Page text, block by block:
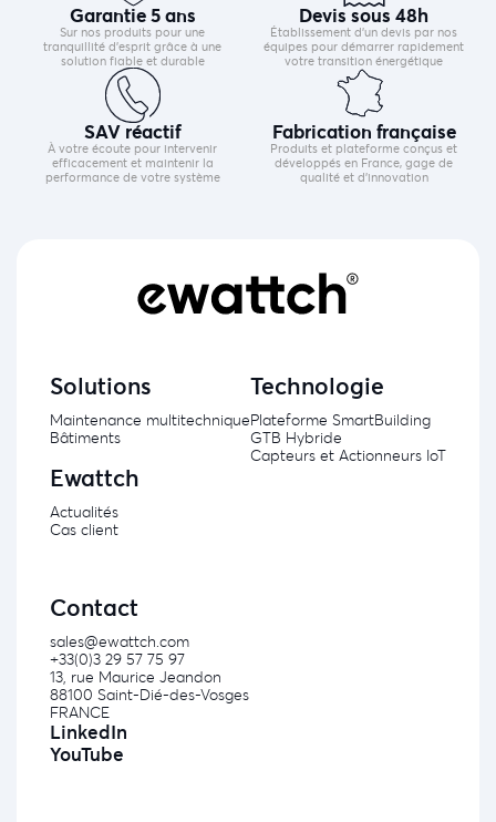
Garantie 5 ans
Sur nos produits pour une
tranquillité d’esprit grâce à une
solution fiable et durable
Devis sous 48h
Établissement d’un devis par nos
équipes pour démarrer rapidement
votre transition énergétique
SAV réactif
À votre écoute pour intervenir
efficacement et maintenir la
performance de votre système
Fabrication française
Produits et plateforme conçus et
développés en France, gage de
qualité et d’innovation
Solutions
Maintenance multitechnique
Bâtiments
Technologie
Plateforme SmartBuilding
GTB Hybride
Capteurs et Actionneurs IoT
Ewattch
Actualités
Cas client
Contact
sales@ewattch.com
+33(0)3 29 57 75 97
13, rue Maurice Jeandon
88100 Saint-Dié-des-Vosges
FRANCE
LinkedIn
YouTube